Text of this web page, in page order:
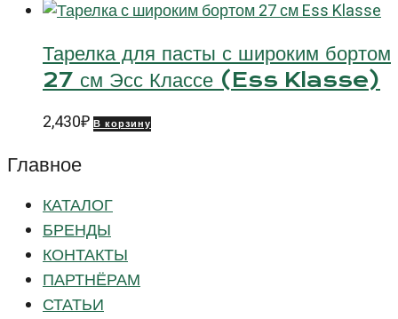
Тарелка для пасты с широким бортом
27 см Эсс Классе (Ess Klasse)
2,430₽ В корзину
Главное
КАТАЛОГ
БРЕНДЫ
КОНТАКТЫ
ПАРТНЁРАМ
СТАТЬИ